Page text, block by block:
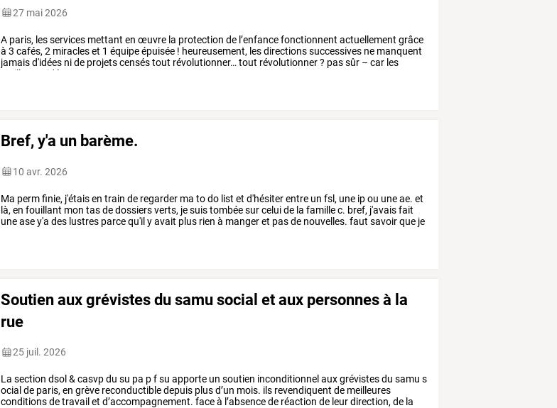
27 mai 2026
A paris, lesservices mettant en œuvre la protection de l’enfancefonctionnent actuellement grâce
à 3 cafés, 2 miracleset 1 équipeépuisée ! heureusement, lesdirectionssuccessives ne manquent
jamaisd'idées nide projetscenséstout révolutionner… tout révolutionner? passûr – car les
meilleures
idées
Bref, y'a un barème.
10 avr. 2026
Ma permfinie, j'étaisen train de regarder ma todo list et d'hésiterentre un fsl, une ipou uneae. et
là, en fouillant mon tasdedossiersverts, jesuistombéesurceluide la famillec. bref, j'avaisfait
uneasey'a des lustres parcequ'il yavait plus rien à mangeret pasde nouvelles. faut savoirque je
Soutien aux grévistes du samu social et aux personnes à la
rue
25 juil. 2026
La section dsol &casvpdu su pa pfsu apporte un soutien inconditionnel auxgrévistesdu samu s
ocial de paris,en grève reconductibledepuis plusd’un mois. ils revendiquent de meilleures
conditionsdetravail et d’accompagnement. faceà l’absencede réaction de leurdirection,de la